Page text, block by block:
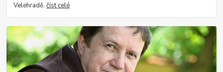
Velehradě.číst celé